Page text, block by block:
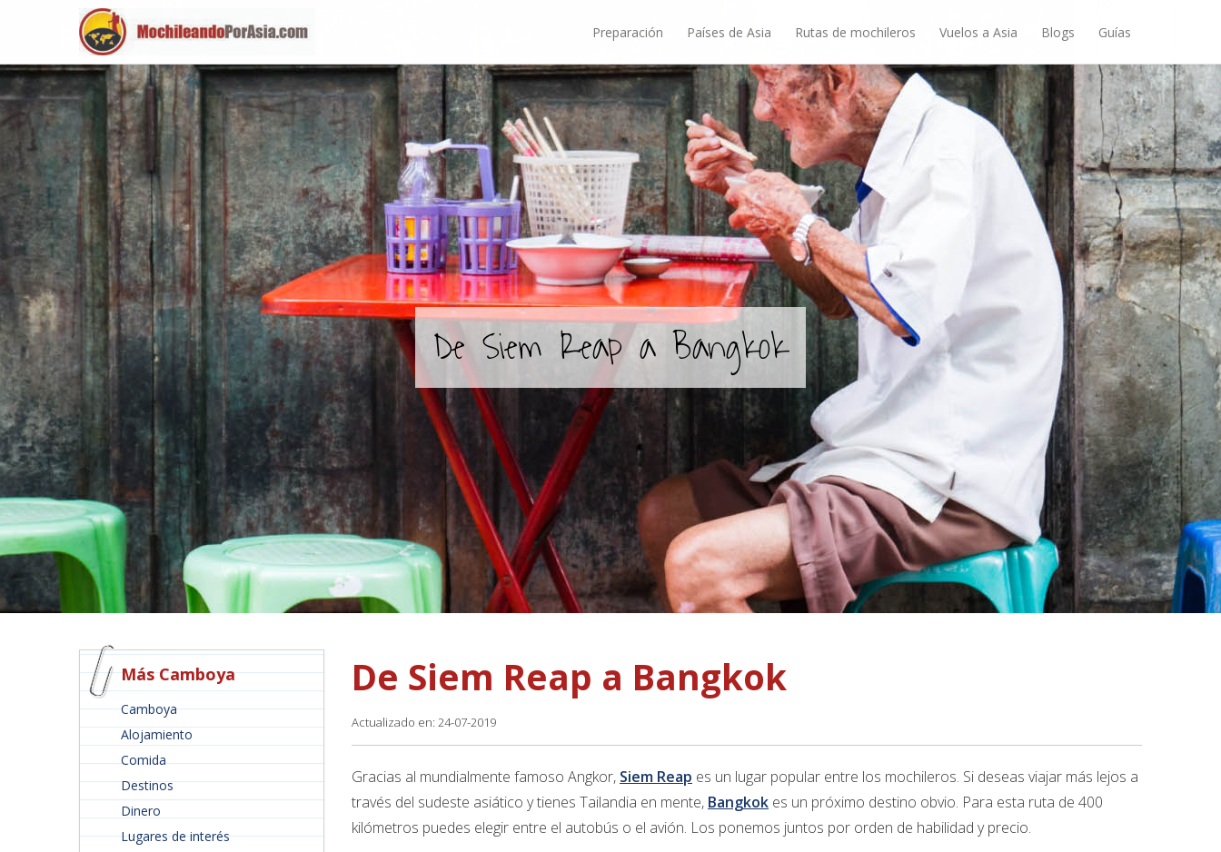
Preparación Países de Asia Rutas de mochileros Vuelos a Asia Blogs Guías
De Siem Reap a Bangkok
Más Camboya
Camboya
Alojamiento
Comida
Destinos
Dinero
Lugares de interés
De Siem Reap a Bangkok
Actualizado en: 24-07-2019
Gracias al mundialmente famoso Angkor, Siem Reap es un lugar popular entre los mochileros. Si deseas viajar más lejos a
través del sudeste asiático y tienes Tailandia en mente, Bangkok es un próximo destino obvio. Para esta ruta de 400
kilómetros puedes elegir entre el autobús o el avión. Los ponemos juntos por orden de habilidad y precio.